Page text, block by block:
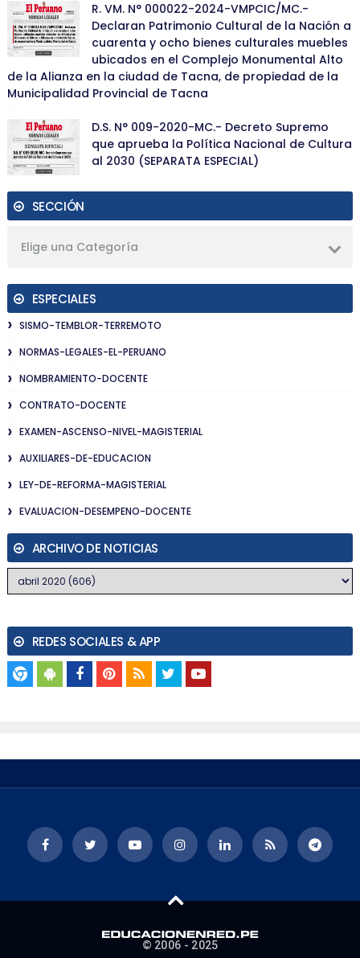
R. VM. N° 000022-2024-VMPCIC/MC.-
Declaran Patrimonio Cultural de la Nación a
cuarenta y ocho bienes culturales muebles
ubicados en el Complejo Monumental Alto
de la Alianza en la ciudad de Tacna, de propiedad de la
Municipalidad Provincial de Tacna
D.S. N° 009-2020-MC.- Decreto Supremo
que aprueba la Política Nacional de Cultura
al 2030 (SEPARATA ESPECIAL)
SECCIÓN
Elige una Categoría
ESPECIALES
SISMO-TEMBLOR-TERREMOTO
NORMAS-LEGALES-EL-PERUANO
NOMBRAMIENTO-DOCENTE
CONTRATO-DOCENTE
EXAMEN-ASCENSO-NIVEL-MAGISTERIAL
AUXILIARES-DE-EDUCACION
LEY-DE-REFORMA-MAGISTERIAL
EVALUACION-DESEMPENO-DOCENTE
ARCHIVO DE NOTICIAS
REDES SOCIALES & APP
© 2006 - 2025